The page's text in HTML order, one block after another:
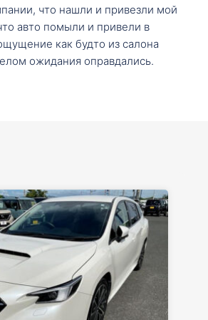
что нашли и привезли мой
авто помыли и привели в
как будто из салона
ожидания оправдались.